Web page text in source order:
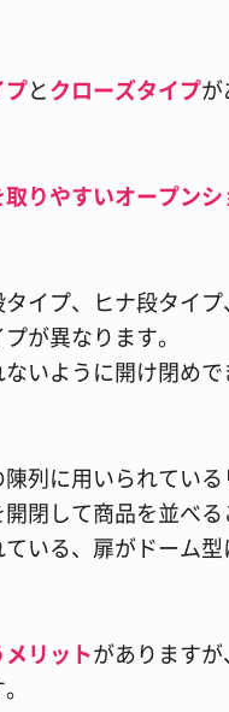
プとクローズタイプが
りやすいオープンシ
イプ、ヒナ段タイプ
が異なります。
いように開け閉めで
列に用いられている
閉して商品を並べる
いる、扉がドーム型
リットがありますが、